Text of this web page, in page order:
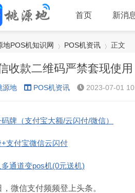
首页 新消
地POS机知识网
›
POS机资讯
›
正文
收款二维码严禁套现使
源地 POS机资讯 2023-07-01
牌（支付宝大额/云闪付/微信）
支付宝微信云闪付
通道变pos机(0元送机)
，微信支付频频登上头条。